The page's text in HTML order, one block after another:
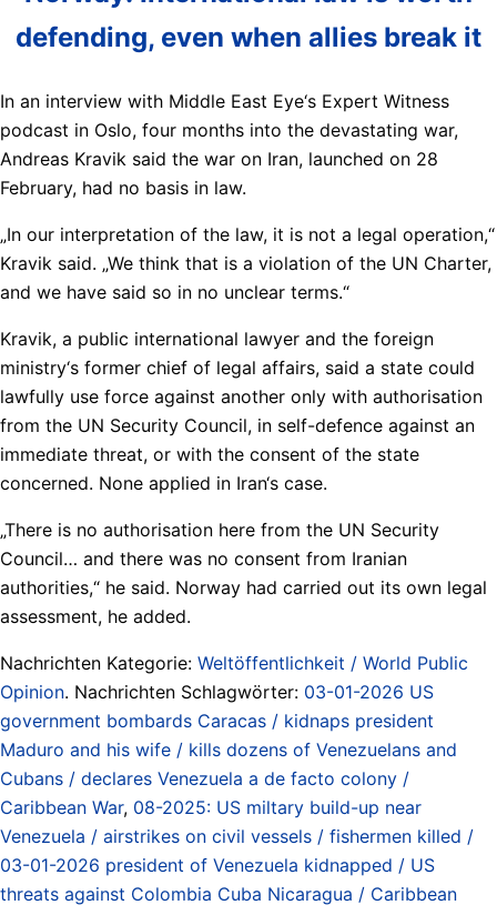
defending, even when allies break it
In an interview with Middle East Eye‘s Expert Witness
podcast in Oslo, four months into the devastating war,
Andreas Kravik said the war on Iran, launched on 28
February, had no basis in law.
„In our interpretation of the law, it is not a legal operation,“
Kravik said. „We think that is a violation of the UN Charter,
and we have said so in no unclear terms.“
Kravik, a public international lawyer and the foreign
ministry‘s former chief of legal affairs, said a state could
lawfully use force against another only with authorisation
from the UN Security Council, in self-defence against an
immediate threat, or with the consent of the state
concerned. None applied in Iran‘s case.
„There is no authorisation here from the UN Security
Council… and there was no consent from Iranian
authorities,“ he said. Norway had carried out its own legal
assessment, he added.
Nachrichten Kategorie: Weltöffentlichkeit / World Public
Opinion. Nachrichten Schlagwörter: 03-01-2026 US
government bombards Caracas / kidnaps president
Maduro and his wife / kills dozens of Venezuelans and
Cubans / declares Venezuela a de facto colony /
Caribbean War, 08-2025: US miltary build-up near
Venezuela / airstrikes on civil vessels / fishermen killed /
03-01-2026 president of Venezuela kidnapped / US
threats against Colombia Cuba Nicaragua / Caribbean